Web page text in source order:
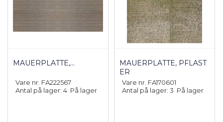
MAUERPLATTE,...
Vare nr. FA222567
Antal på lager: 4 På lager
MAUERPLATTE, PFLAST
ER
Vare nr. FA170601
Antal på lager: 3 På lager